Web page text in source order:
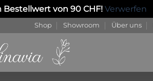
von 90 CHF! Verwerfen
Shop Showroom Über uns